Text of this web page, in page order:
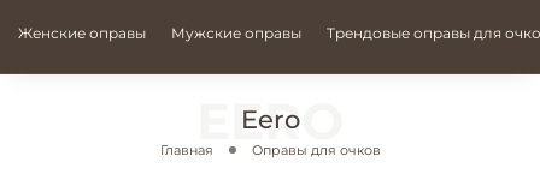
Женские оправы Мужские оправы Трендовые оправы для
Eero
Главная Оправы для очков